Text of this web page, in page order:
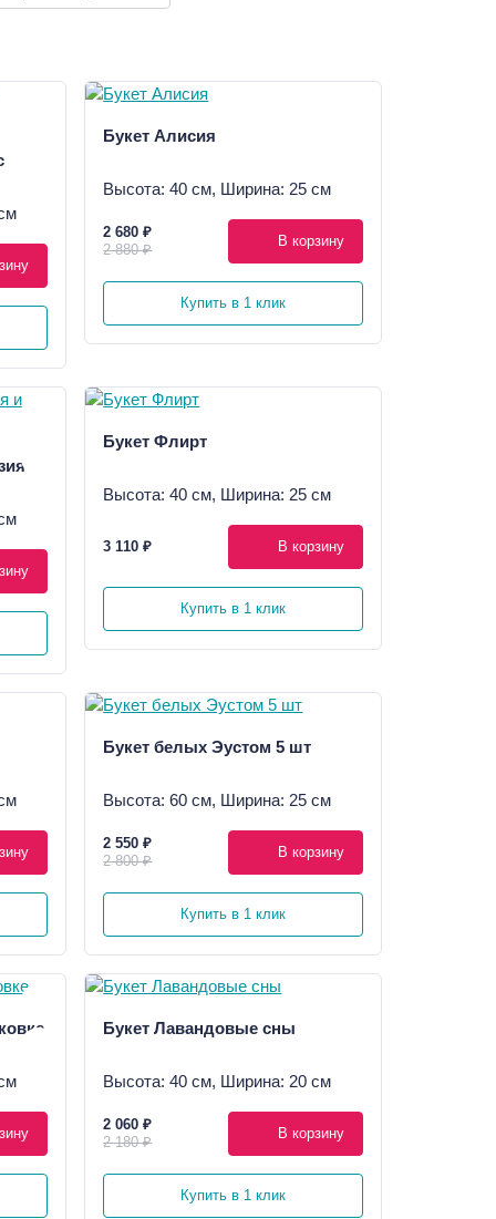
Букет Алисия
Высота: 40 см, Ширина: 25 см
2 680 ₽
2 880 ₽
В корзину
Купить в 1 клик
и
Букет Флирт
Высота: 40 см, Ширина: 25 см
3 110 ₽ В корзину
Купить в 1 клик
Букет белых Эустом 5 шт
Высота: 60 см, Ширина: 25 см
2 550 ₽
2 800 ₽
В корзину
Купить в 1 клик
Букет Лавандовые сны
Высота: 40 см, Ширина: 20 см
2 060 ₽
2 180 ₽
В корзину
Купить в 1 клик